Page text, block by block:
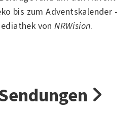
bis zum Adventskalender -
vonNRWision.